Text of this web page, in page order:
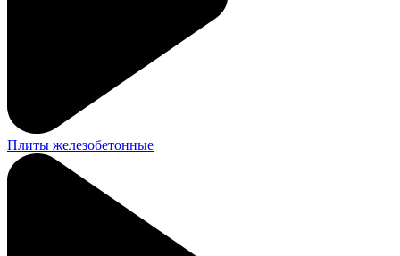
Плиты железобетонные